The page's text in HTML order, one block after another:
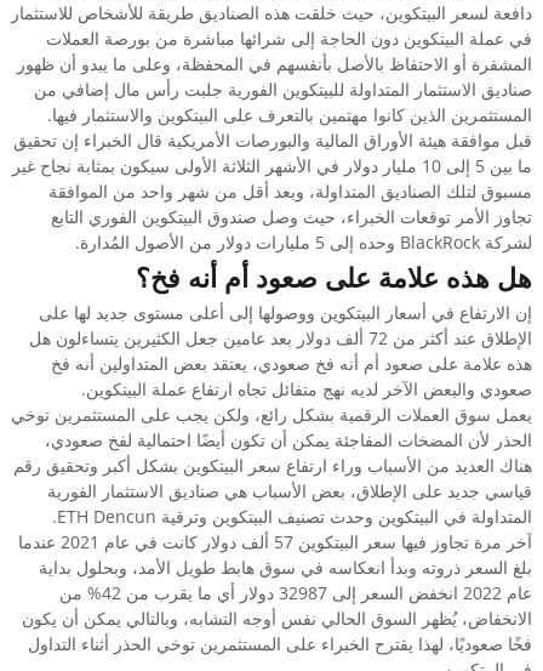
دافعة لسعر البيتكوين، حيث خلقت هذه الصناديق طريقة للأشخاص للاستثمار
في عملة البيتكوين دون الحاجة إلى شرائها مباشرة من بورصة العملات
المشفرة أو الاحتفاظ بالأصل بأنفسهم في المحفظة، وعلى ما يبدو أن ظهور
صناديق الاستثمار المتداولة للبيتكوين الفورية جلبت رأس مال إضافي من
المستثمرين الذين كانوا مهتمين بالتعرف على البيتكوين والاستثمار فيها.
قبل موافقة هيئة الأوراق المالية والبورصات الأمريكية قال الخبراء إن تحقيق
ما بين 5 إلى 10 مليار دولار في الأشهر الثلاثة الأولى سيكون بمثابة نجاح غير
مسبوق لتلك الصناديق المتداولة، وبعد أقل من شهر واحد من الموافقة
تجاوز الأمر توقعات الخبراء، حيث وصل صندوق البيتكوين الفوري التابع
لشركة BlackRock وحده إلى 5 مليارات دولار من الأصول المُدارة.
هل هذه علامة على صعود أم أنه فخ؟
إن الارتفاع في أسعار البيتكوين ووصولها إلى أعلى مستوى جديد لها على
الإطلاق عند أكثر من 72 ألف دولار بعد عامين جعل الكثيرين يتساءلون هل
هذه علامة على صعود أم أنه فخ صعودي، يعتقد بعض المتداولين أنه فخ
صعودي والبعض الآخر لديه نهج متفائل تجاه ارتفاع عملة البيتكوين.
يعمل سوق العملات الرقمية بشكل رائع، ولكن يجب على المستثمرين توخي
الحذر لأن المضخات المفاجئة يمكن أن تكون أيضًا احتمالية لفخ صعودي،
هناك العديد من الأسباب وراء ارتفاع سعر البيتكوين بشكل أكبر وتحقيق رقم
قياسي جديد على الإطلاق، بعض الأسباب هي صناديق الاستثمار الفورية
المتداولة في البيتكوين وحدث تصنيف البيتكوين وترقية ETH Dencun.
آخر مرة تجاوز فيها سعر البيتكوين 57 ألف دولار كانت في عام 2021 عندما
بلغ السعر ذروته وبدأ انعكاسه في سوق هابط طويل الأمد، وبحلول بداية
عام 2022 انخفض السعر إلى 32987 دولار أي ما يقرب من 42% من
الانخفاض، يُظهر السوق الحالي نفس أوجه التشابه، وبالتالي يمكن أن يكون
فخًا صعوديًا، لهذا يقترح الخبراء على المستثمرين توخي الحذر أثناء التداول